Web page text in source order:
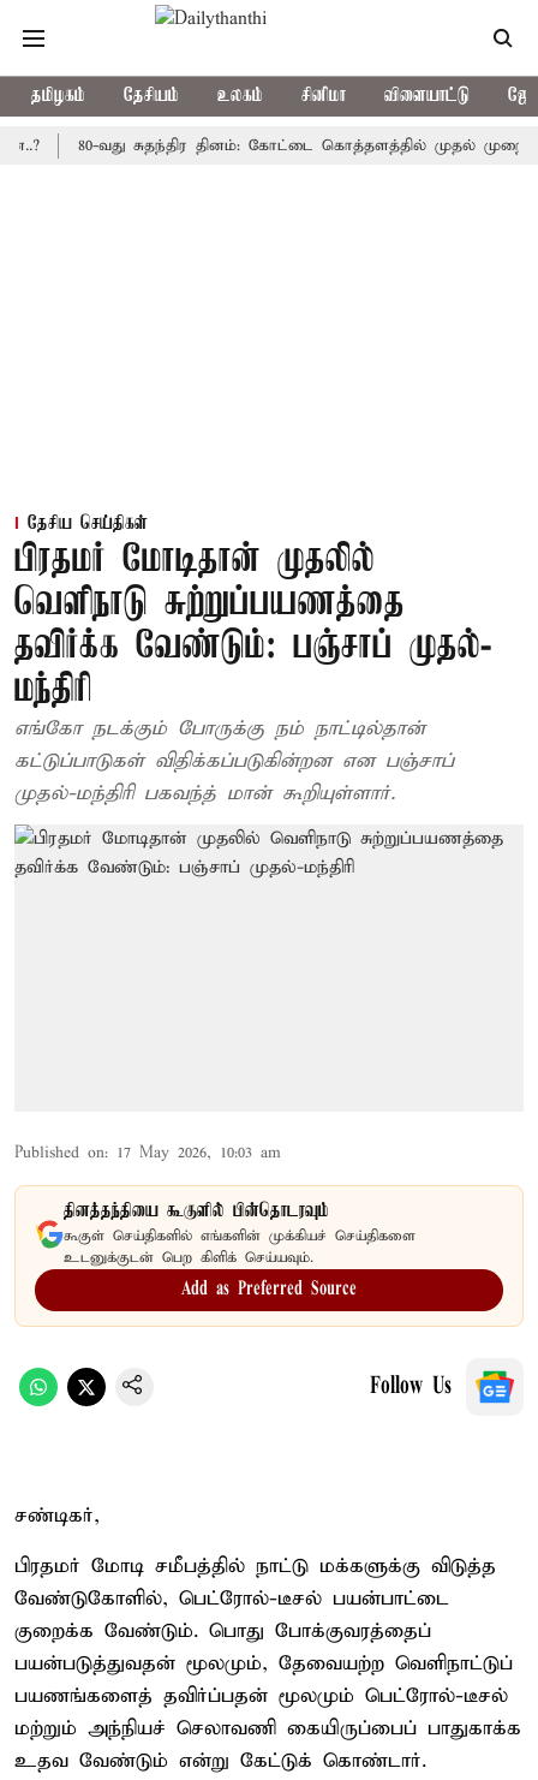
தமிழகம் தேசியம் உலகம் சினிமா விளையாட்டு
80-வது சுதந்திர தினம்: கோட்டை கொத்தளத்தில் முதல் முறையாக
தேசிய செய்திகள்
பிரதமர் மோடிதான் முதலில்
வெளிநாடு சுற்றுப்பயணத்தை
தவிர்க்க வேண்டும்: பஞ்சாப் முதல்-
மந்திரி
எங்கோ நடக்கும் போருக்கு நம் நாட்டில்தான்
கட்டுப்பாடுகள் விதிக்கப்படுகின்றன என பஞ்சாப்
முதல்-மந்திரி பகவந்த் மான் கூறியுள்ளார்.
Published on: 17 May 2026, 10:03 am
தினத்தந்தியை கூகுளில் பின்தொடரவும்
கூகுள் செய்திகளில் எங்களின் முக்கியச் செய்திகளை
உடனுக்குடன் பெற கிளிக் செய்யவும்.
Add as Preferred Source
Follow Us
சண்டிகர்,
பிரதமர் மோடி சமீபத்தில் நாட்டு மக்களுக்கு விடுத்த
வேண்டுகோளில், பெட்ரோல்-டீசல் பயன்பாட்டை
குறைக்க வேண்டும். பொது போக்குவரத்தைப்
பயன்படுத்துவதன் மூலமும், தேவையற்ற வெளிநாட்டுப்
பயணங்களைத் தவிர்ப்பதன் மூலமும் பெட்ரோல்-டீசல்
மற்றும் அந்நியச் செலாவணி கையிருப்பைப் பாதுகாக்க
உதவ வேண்டும் என்று கேட்டுக் கொண்டார்.